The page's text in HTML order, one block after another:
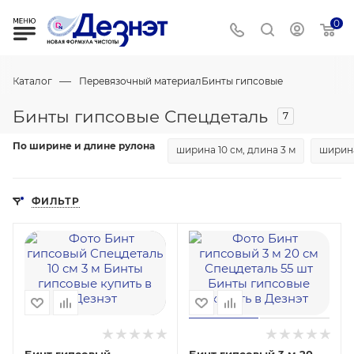
0
Каталог — Перевязочный материалБинты гипсовые
Бинты гипсовые Спецдеталь 7
По ширине и длине рулона ширина 10 см, длина 3 м
ФИЛЬТР